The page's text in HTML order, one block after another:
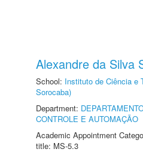
Alexandre da Silva
School: Instituto de Ciência e
Sorocaba)
Department:
CONTROLE E AUTOMAÇÃO
Academic Appointment
title: MS-5.3